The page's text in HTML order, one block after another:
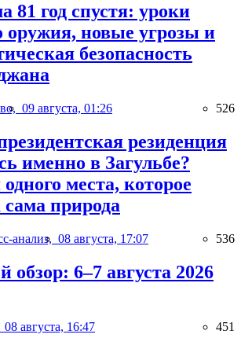
81 год спустя: уроки
оружия, новые угрозы и
безопасность
09 августа, 01:26 526
резиденция
именно в Загульбе?
места, которое
природа
анализ, 08 августа, 17:07 536
обзор: 6–7 августа 2026
08 августа, 16:47 451